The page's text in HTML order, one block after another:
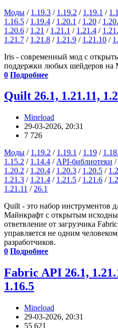
Моды / 1.19.3 / 1.19.2 / 1.19.1 /
1.16.5 / 1.19.4 / 1.20.1 / 1.20 /
1.20.6 / 1.21 / 1.21.1 / 1.21.4 /
1.21.7 / 1.21.8 / 1.21.9 / 1.21.10 /
Iris - современный мод с
поддержки любых шейдеров на
0 Подробнее
Quilt 26.1, 1.21.11,
Mineload
29-03-2026, 20:31
7 726
Моды / 1.19.2 / 1.19.1 / 1.19 /
1.15.2 / 1.14.4 / API-библиотеки /
1.20.2 / 1.20.4 / 1.20.3 / 1.20.5 /
1.21.3 / 1.21.4 / 1.21.5 / 1.21.6 /
1.21.11 / 26.1
Quilt - это набор инструментов
Майнкрафт с открытым
ответвление от загрузчика
управляется не одним
разработчиков.
0 Подробнее
Fabric API 26.1,
1.16.5
Mineload
29-03-2026, 20:31
55 621